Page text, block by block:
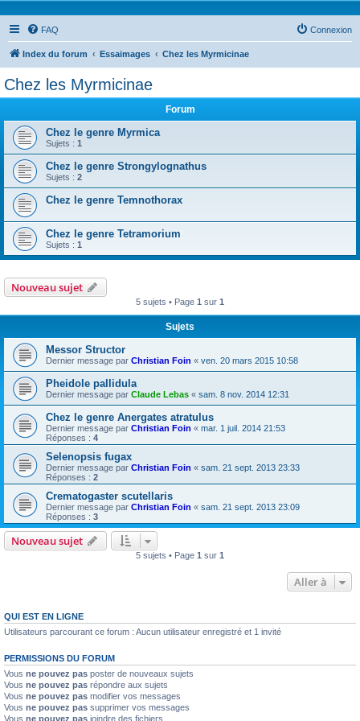
FAQ Connexion
Index du forum Essaimages Chez les Myrmicinae
Chez les Myrmicinae
Forum
Chez le genre Myrmica
Sujets : 1
Chez le genre Strongylognathus
Sujets : 2
Chez le genre Temnothorax
Chez le genre Tetramorium
Sujets : 1
Nouveau sujet
5 sujets • Page 1 sur 1
Sujets
Messor Structor
Dernier message par Christian Foin « ven. 20 mars 2015 10:58
Pheidole pallidula
Dernier message par Claude Lebas « sam. 8 nov. 2014 12:31
Chez le genre Anergates atratulus
Dernier message par Christian Foin « mar. 1 juil. 2014 21:53
Réponses : 4
Selenopsis fugax
Dernier message par Christian Foin « sam. 21 sept. 2013 23:33
Réponses : 2
Crematogaster scutellaris
Dernier message par Christian Foin « sam. 21 sept. 2013 23:09
Réponses : 3
Nouveau sujet
5 sujets • Page 1 sur 1
Aller à
QUI EST EN LIGNE
Utilisateurs parcourant ce forum : Aucun utilisateur enregistré et 1 invité
PERMISSIONS DU FORUM
Vous ne pouvez pas poster de nouveaux sujets
Vous ne pouvez pas répondre aux sujets
Vous ne pouvez pas modifier vos messages
Vous ne pouvez pas supprimer vos messages
Vous ne pouvez pas joindre des fichiers